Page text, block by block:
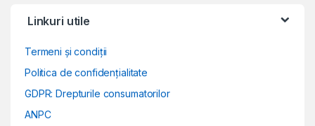
Linkuri utile
Termeni și condiții
Politica de confidențialitate
GDPR: Drepturile consumatorilor
ANPC